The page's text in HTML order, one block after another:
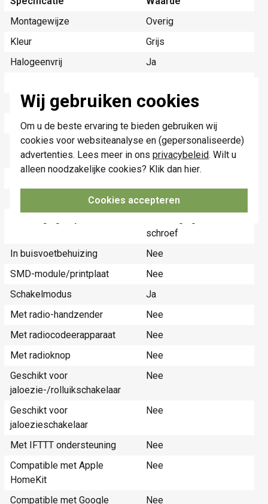
Wij gebruiken cookies
Om u de beste ervaring te bieden gebruiken wij
cookies voor websiteanalyse en (gepersonaliseerde)
advertenties. Lees meer in ons privacybeleid. Wilt u
alleen noodzakelijke cookies? Klik dan hier.
Cookies accepteren
Montagewijze
Overig
Kleur
Grijs
Halogeenvrij
Ja
Geschikt voor schakelaar
Nee
Geschikt voor dimmer
Nee
Geschikt voor
rolluikschakelaar
Nee
Kunststof
schroef
In buisvoetbehuizing
Nee
SMD-module/printplaat
Nee
Schakelmodus
Ja
Met radio-handzender
Nee
Met radiocodeerapparaat
Nee
Met radioknop
Nee
Geschikt voor
jaloezie-/rolluikschakelaar
Nee
Geschikt voor
jaloezieschakelaar
Nee
Met IFTTT ondersteuning
Nee
Compatible met Apple
HomeKit
Nee
Compatible met Google
Nee